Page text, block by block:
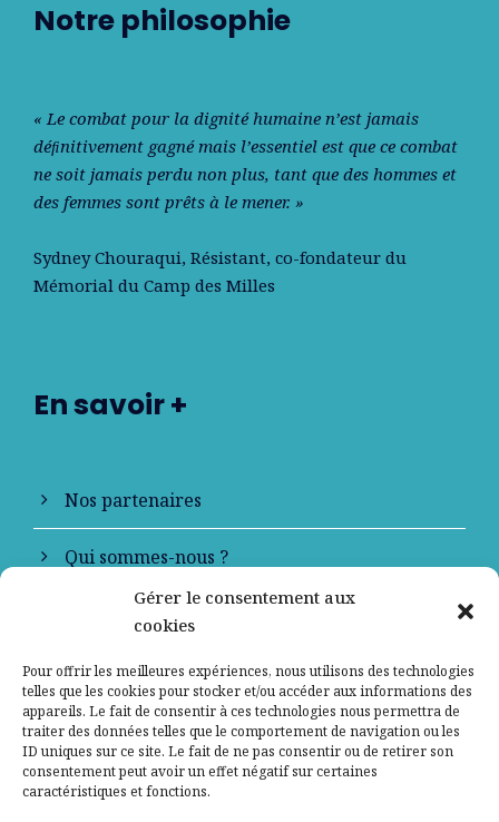
Gérer le consentement aux
cookies
Pour offrir les meilleures expériences, nous utilisons des technologies
telles que les cookies pour stocker et/ou accéder aux informations des
appareils. Le fait de consentir à ces technologies nous permettra de
traiter des données telles que le comportement de navigation ou les
ID uniques sur ce site. Le fait de ne pas consentir ou de retirer son
consentement peut avoir un effet négatif sur certaines
caractéristiques et fonctions.
Notre philosophie
« Le combat pour la dignité humaine n’est jamais
déﬁnitivement gagné mais l’essentiel est que ce combat
ne soit jamais perdu non plus, tant que des hommes et
des femmes sont prêts à le mener. »
Sydney Chouraqui, Résistant, co-fondateur du
Mémorial du Camp des Milles
En savoir +
Nos partenaires
Qui sommes-nous ?
Contactez-nous
Mentions légales
Politique de confidentialité